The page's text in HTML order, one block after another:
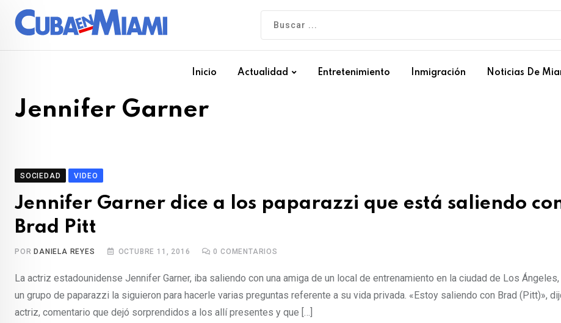
Inicio Actualidad Entretenimiento Inmigración Noticias De
Jennifer Garner
SOCIEDAD VIDEO
Jennifer Garner dice a los paparazzi que está saliendo
Brad Pitt
POR DANIELA REYES OCTUBRE 11, 2016 0 COMENTARIOS
La actriz estadounidense Jennifer Garner, iba saliendo con una amiga de un local de entrenamiento en la ciudad de Los Ángeles,
un grupo de paparazzi la siguieron para hacerle varias preguntas referente a su vida privada. «Estoy saliendo con Brad (Pitt)»,
actriz, comentario que dejó sorprendidos a los allí presentes y que […]